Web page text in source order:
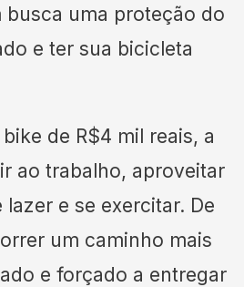
busca uma proteção do
e ter sua bicicleta
de R$4 mil reais, a
ao trabalho, aproveitar
e se exercitar. De
um caminho mais
e forçado a entregar